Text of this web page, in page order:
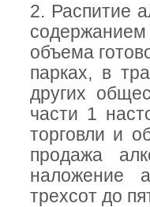
2. Распитие
объема
парках, в
других
части 1
торговли и
продажа
наложение
трехсот до